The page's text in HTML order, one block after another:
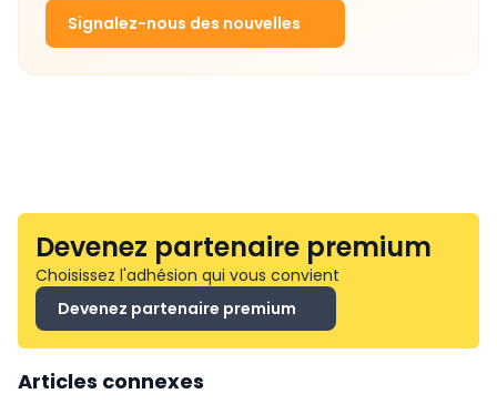
Signalez-nous des nouvelles
Devenez partenaire premium
Choisissez l'adhésion qui vous convient
Devenez partenaire premium
Articles connexes